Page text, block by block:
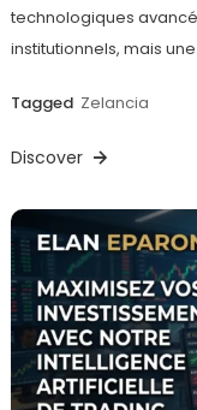
technologiques
institutionnels, mais
Tagged Zelancia
Discover